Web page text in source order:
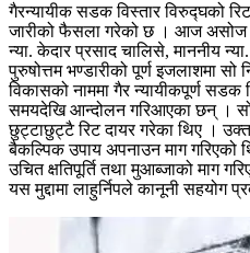
गैरन्यायीक सडक विस्तार विरुद्घको
जारीको फैसला गरेको छ । आज असोज
न्या. केदार प्रसाद चालिसे, माननीय
पुरुषोत्तम भण्डारीको पूर्ण इजलाशमा सो
विकासको नाममा गैर न्यायीकपूर्ण सडक
समयदेखि आन्दोलन गरिआएका छन् ।
छुट्टाछुट्टै रिट दायर गरेका थिए ।
बैकल्पिक उपाय अपनाउन माग गरिएको
उचित क्षतिपूर्ति तथा मुआब्जाको माग
यस मुद्दामा लाहुर्निपले कानूनी सहयोग